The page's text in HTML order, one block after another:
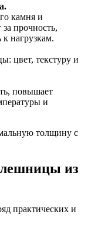
камня и
прочность,
нагрузкам.
цвет, текстуру и
повышает
и
толщину с
из
практических и